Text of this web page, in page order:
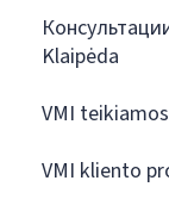
Klaipėda
VMI
VMI kliento